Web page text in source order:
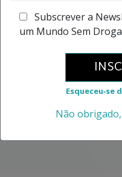
Subscrever a
um Mundo Sem
Esqueceu‑se
Não